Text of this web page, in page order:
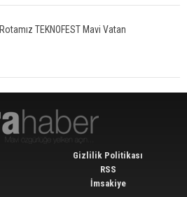
Rotamız TEKNOFEST Mavi Vatan
Gizlilik Politikası
RSS
İmsakiye